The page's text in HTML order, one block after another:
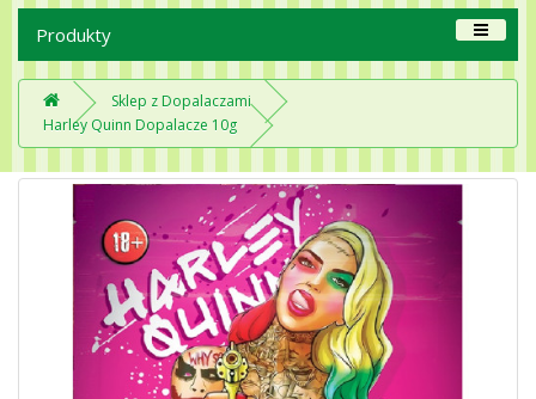
Produkty
Sklep z Dopalaczami
Harley Quinn Dopalacze 10g